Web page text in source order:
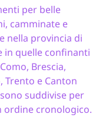
per belle
camminate e
nella provincia di
in quelle confinanti
Brescia,
Trento e Canton
suddivise per
ordine cronologico.